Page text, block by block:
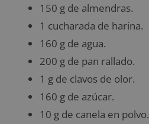
150 g de almendras.
1 cucharada de harina.
160 g de agua.
200 g de pan rallado.
1 g de clavos de olor.
160 g de azúcar.
10 g de canela en polvo.